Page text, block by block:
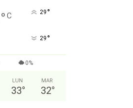
° C 29 °
29 °
0%
LUN
33°
MAR
32°